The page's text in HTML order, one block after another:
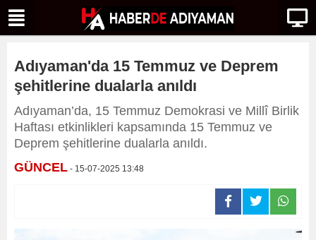
Adıyaman'da 15 Temmuz ve Deprem
şehitlerine dualarla anıldı
Adıyaman’da, 15 Temmuz Demokrasi ve Millî Birlik
Haftası etkinlikleri kapsamında 15 Temmuz ve
Deprem şehitlerine dualarla anıldı.
GÜNCEL - 15-07-2025 13:48